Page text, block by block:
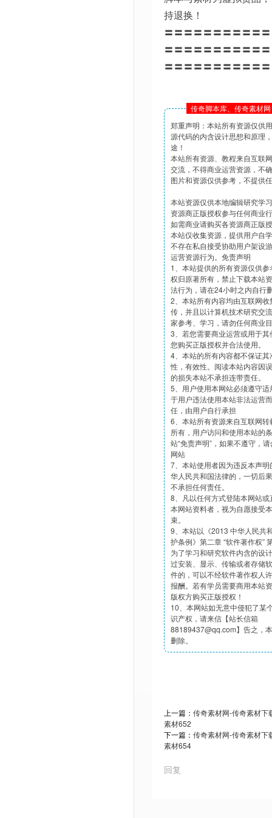
持退换！
〓〓〓〓〓〓〓〓〓〓
〓〓〓〓〓〓〓〓〓〓
〓〓〓〓〓〓〓〓〓〓
传奇脚本库、传奇素材
郑重声明：本站所有资源仅供
源代码的内含设计思想和原理
途！
本站所有资源、教程来自互联
交流，不得商业运营资源，不
图片和资源仅供参考，不提供
本站资源仅供本地编辑研究学
资源商正版授权参与任何商业
如需商业请购买各资源商正版
本站仅收集资源，提供用户自
不存在私自接受协助用户架设
运营资源行为。免责声明
1、本站提供的所有资源仅供
权归原著所有，禁止下载本站
法行为，请在24小时之内自行
2、本站所有内容均由互联网
传，并且以计算机技术研究交
家参考、学习，请勿任何商业
3、若您需要商业运营或用于
您购买正版授权并合法使用。
4、本站的所有内容都不保证
性，有效性。阅读本站内容因
的损失本站不承担连带责任。
5、用户使用本网站必须遵守
于用户违法使用本站非法运营
任，由用户自行承担
6、本站所有资源来自互联网
所有，用户访问和使用本站的
站“免责声明”，如果不遵守，
网站
7、本站使用者因为违反本声
华人民共和国法律的，一切后
不承担任何责任。
8、凡以任何方式登陆本网站
本网站资料者，视为自愿接受
束。
9、本站以《2013 中华人民共
护条例》第二章 “软件著作权”
为了学习和研究软件内含的设
过安装、显示、传输或者存储
件的，可以不经软件著作权人
报酬。若有学员需要商用本站
版权方购买正版授权！
10、本网站如无意中侵犯了某
识产权，请来信【站长信箱
88189437@qq.com】告之，
删除。
上一篇： 传奇素材网-传奇素材下
素材652
下一篇： 传奇素材网-传奇素材下
素材654
回复